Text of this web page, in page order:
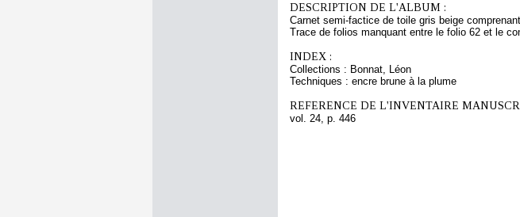
DESCRIPTION DE L'ALBUM :
Carnet semi-factice de toile gris beige
Trace de folios manquant entre le folio 62 et le
INDEX :
Collections : Bonnat, Léon
Techniques : encre brune à la plume
REFERENCE DE L'INVENTAIRE
vol. 24, p. 446